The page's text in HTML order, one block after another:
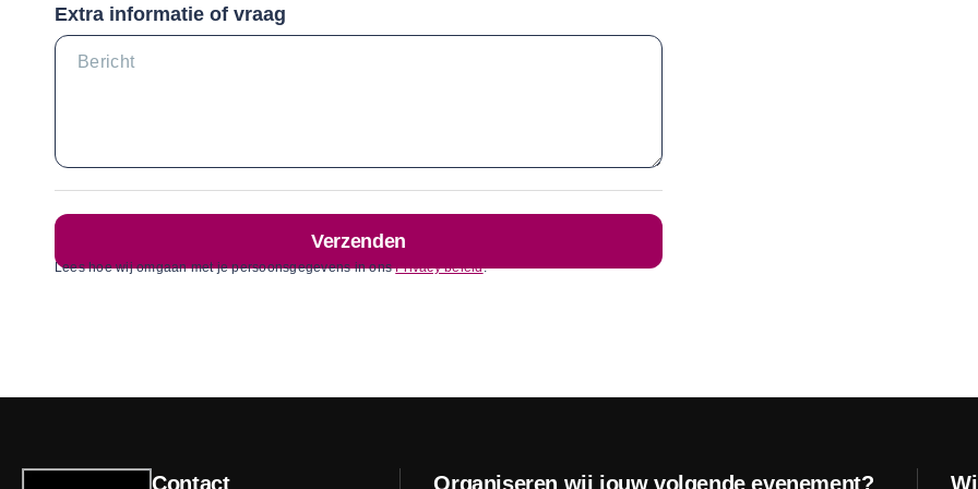
Extra informatie of vraag
Verzenden
Lees hoe wij omgaan met je persoonsgegevens in onsPrivacy beleid.
Contact Organiseren wij jouw volgende evenement?